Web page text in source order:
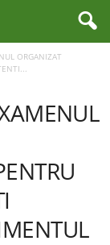
ORGANIZAT